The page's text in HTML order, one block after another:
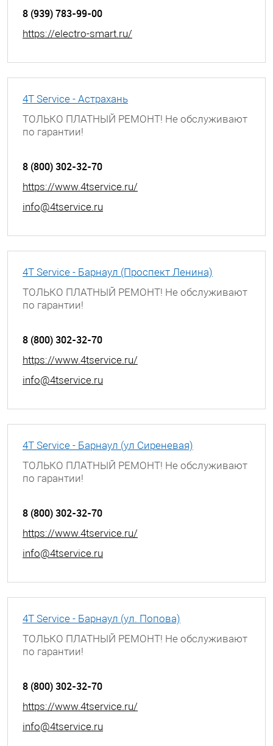
8 (939) 783-99-00
https://electro-smart.ru/
4T Service - Астрахань
ТОЛЬКО ПЛАТНЫЙ РЕМОНТ! Не обслуживают
по гарантии!
8 (800) 302-32-70
https://www.4tservice.ru/
info@4tservice.ru
4T Service - Барнаул (Проспект Ленина)
ТОЛЬКО ПЛАТНЫЙ РЕМОНТ! Не обслуживают
по гарантии!
8 (800) 302-32-70
https://www.4tservice.ru/
info@4tservice.ru
4T Service - Барнаул (ул Сиреневая)
ТОЛЬКО ПЛАТНЫЙ РЕМОНТ! Не обслуживают
по гарантии!
8 (800) 302-32-70
https://www.4tservice.ru/
info@4tservice.ru
4T Service - Барнаул (ул. Попова)
ТОЛЬКО ПЛАТНЫЙ РЕМОНТ! Не обслуживают
по гарантии!
8 (800) 302-32-70
https://www.4tservice.ru/
info@4tservice.ru